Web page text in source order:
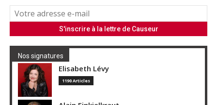
Nos signatures
Elisabeth Lévy
1190 Articles